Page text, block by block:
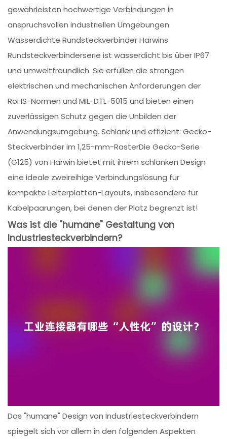
gewährleisten hochwertige Verbindungen in
anspruchsvollen industriellen Umgebungen.
Wasserdichte Rundsteckverbinder Harwins
Rundsteckverbinderserie ist wasserdicht bis über IP67
und umweltfreundlich. Sie erfüllen die strengen
elektrischen und mechanischen Anforderungen der
RoHS-Normen und MIL-DTL-5015 und bieten einen
zuverlässigen Schutz gegen die Unbilden der
Anwendungsumgebung. Schlank und effizient: Gecko-
Steckverbinder im 1,25-mm-RasterDie Gecko-Serie
(G125) von Harwin bietet mit ihrem schlanken Design
eine ideale zweireihige Verbindungslösung für
kompakte Leiterplatten-Layouts, insbesondere für
Kabelpaarungen, bei denen der Platz begrenzt ist!
Was ist die "humane" Gestaltung von
Industriesteckverbindern?
Das "humane" Design von Industriesteckverbindern
spiegelt sich vor allem in den folgenden Aspekten